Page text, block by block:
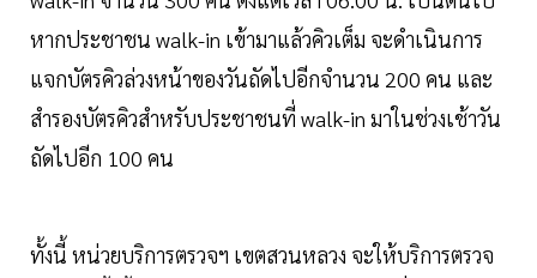
หากประชาชน walk-in เข้ามาแล้วคิวเต็ม จะดำเนินการ
แจกบัตรคิวล่วงหน้าของวันถัดไปอีกจำนวน 200 คน และ
สำรองบัตรคิวสำหรับประชาชนที่ walk-in มาในช่วงเช้าวัน
ถัดไปอีก 100 คน
ทั้งนี้ หน่วยบริการตรวจฯ เขตสวนหลวง จะให้บริการตรวจ